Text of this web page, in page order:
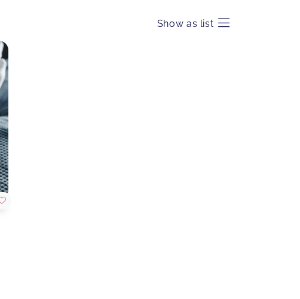
Show as list